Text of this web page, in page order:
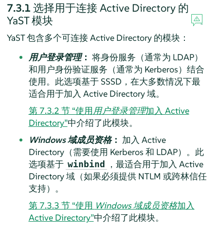
7.3.1 选择用于连接 Active Directory 的
YaST 模块
YaST 包含多个可连接 Active Directory 的模块：
用户登录管理： 将身份服务（通常为 LDAP）
和用户身份验证服务（通常为 Kerberos）结合
使用。此选项基于 SSSD，在大多数情况下最
适合用于加入 Active Directory 域。
第 7.3.2 节 “使用用户登录管理加入 Active
Directory”中介绍了此模块。
Windows 域成员资格： 加入 Active
Directory（需要使用 Kerberos 和 LDAP）。此
选项基于 winbind
，最适合用于加入 Active
Directory 域（如果必须提供 NTLM 或跨林信任
支持）。
第 7.3.3 节 “使用 Windows 域成员资格加入
Active Directory”中介绍了此模块。